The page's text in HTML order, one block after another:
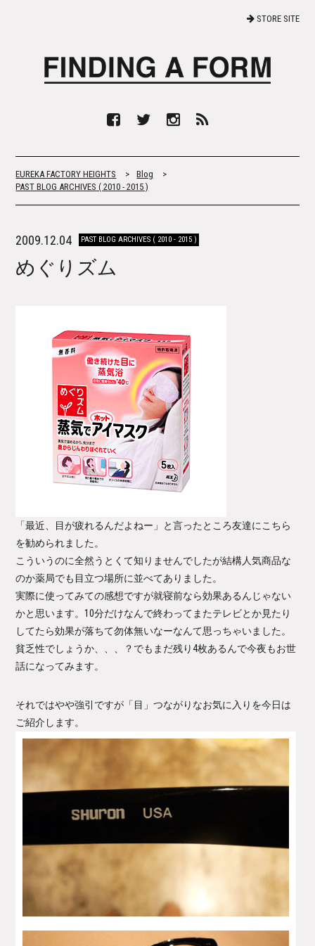
STORE SITE
EUREKA FACTORY HEIGHTS > Blog >
PAST BLOG ARCHIVES ( 2010 - 2015 )
2009.12.04 PAST BLOG ARCHIVES ( 2010 - 2015 )
めぐりズム
「最近、目が疲れるんだよねー」と言ったところ友達にこちら
を勧められました。
こういうのに全然うとくて知りませんでしたが結構人気商品な
のか薬局でも目立つ場所に並べてありました。
実際に使ってみての感想ですが就寝前なら効果あるんじゃない
かと思います。10分だけなんで終わってまたテレビとか見たり
してたら効果が落ちて勿体無いなーなんて思っちゃいました。
貧乏性でしょうか、、、？でもまだ残り4枚あるんで今夜もお世
話になってみます。
それではやや強引ですが「目」つながりなお気に入りを今日は
ご紹介します。